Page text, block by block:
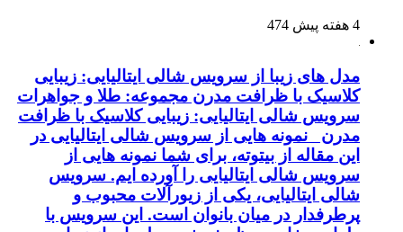
4 هفته پیش 474
مدل های زیبا از سرویس شالی ایتالیایی: زیبایی
کلاسیک با ظرافت مدرن مجموعه: طلا و جواهرات
سرویس شالی ایتالیایی: زیبایی کلاسیک با ظرافت
مدرن نمونه هایی از سرویس شالی ایتالیایی در
این مقاله از بیتوته، برای شما نمونه هایی از
سرویس شالی ایتالیایی را آورده ایم. سرویس
شالی ایتالیایی، یکی از زیورآلات محبوب و
پرطرفدار در میان بانوان است. این سرویس با